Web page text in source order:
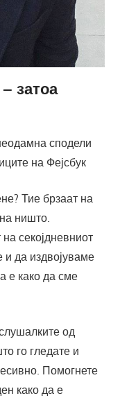
затоа
сподели
на Фејсбук
Тие брзаат на
ништо.
секојдневниот
да издвојуваме
е како да сме
од
го гледате и
Помогнете
како да е